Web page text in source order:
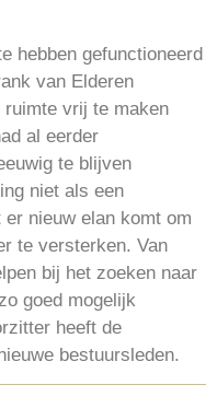
hebben gefunctioneerd
van Elderen
ruimte vrij te maken
al eerder
te blijven
niet als een
nieuw elan komt om
te versterken. Van
bij het zoeken naar
goed mogelijk
heeft de
bestuursleden.